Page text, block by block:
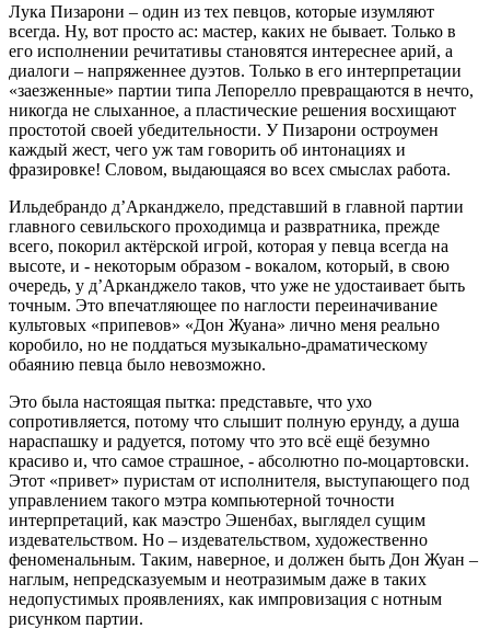
Лука Пизарони – один из тех певцов, которые изумляют
всегда. Ну, вот просто ас: мастер, каких не бывает. Только в
его исполнении речитативы становятся интереснее арий, а
диалоги – напряженнее дуэтов. Только в его интерпретации
«заезженные» партии типа Лепорелло превращаются в нечто,
никогда не слыханное, а пластические решения восхищают
простотой своей убедительности. У Пизарони остроумен
каждый жест, чего уж там говорить об интонациях и
фразировке! Словом, выдающаяся во всех смыслах работа.
Ильдебрандо д’Арканджело, представший в главной партии
главного севильского проходимца и развратника, прежде
всего, покорил актёрской игрой, которая у певца всегда на
высоте, и - некоторым образом - вокалом, который, в свою
очередь, у д’Арканджело таков, что уже не удостаивает быть
точным. Это впечатляющее по наглости переиначивание
культовых «припевов» «Дон Жуана» лично меня реально
коробило, но не поддаться музыкально-драматическому
обаянию певца было невозможно.
Это была настоящая пытка: представьте, что ухо
сопротивляется, потому что слышит полную ерунду, а душа
нараспашку и радуется, потому что это всё ещё безумно
красиво и, что самое страшное, - абсолютно по-моцартовски.
Этот «привет» пуристам от исполнителя, выступающего под
управлением такого мэтра компьютерной точности
интерпретаций, как маэстро Эшенбах, выглядел сущим
издевательством. Но – издевательством, художественно
феноменальным. Таким, наверное, и должен быть Дон Жуан –
наглым, непредсказуемым и неотразимым даже в таких
недопустимых проявлениях, как импровизация с нотным
рисунком партии.